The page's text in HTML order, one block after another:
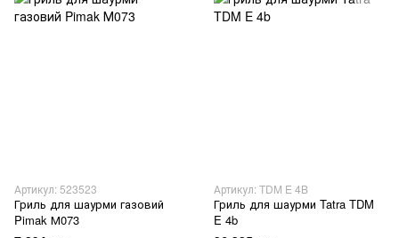
Артикул: 523523
Гриль для шаурми газовий
Pimak М073
Артикул: TDM E 4B
Гриль для шаурми Tatra TDM
E 4b